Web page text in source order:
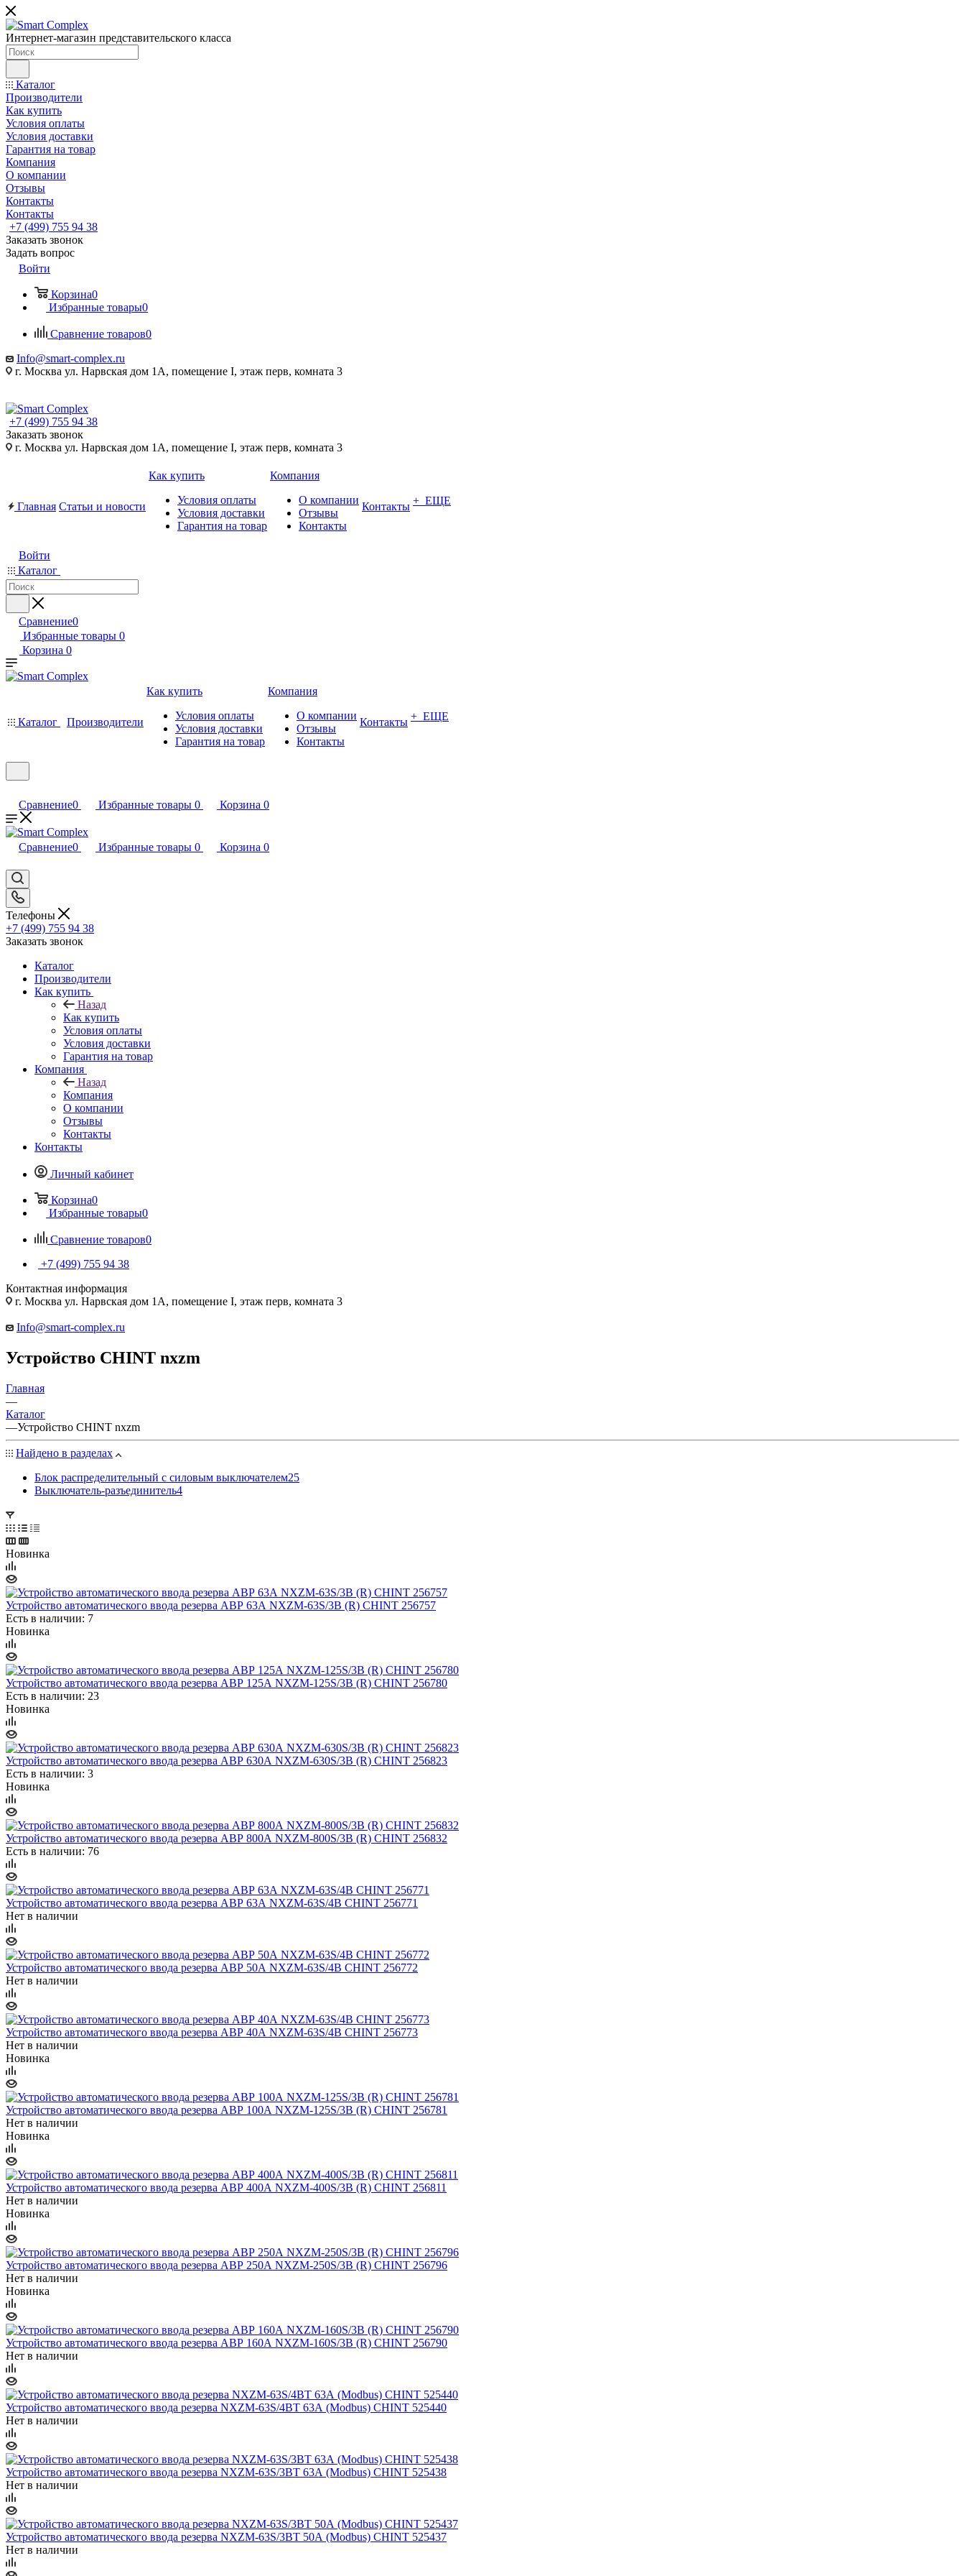
Интернет-магазин представительского класса
Каталог
Производители
Как купить
Условия оплаты
Условия доставки
Гарантия на товар
Компания
О компании
Отзывы
Контакты
Контакты
+7 (499) 755 94 38
Заказать звонок
Задать вопрос
Войти
Корзина0
Избранные товары0
Сравнение товаров0
Info@smart-complex.ru
г. Москва ул. Нарвская дом 1А, помещение I, этаж перв, комната 3
+7 (499) 755 94 38
Заказать звонок
г. Москва ул. Нарвская дом 1А, помещение I, этаж перв, комната 3
Главная Статьи и новости
Как купить
Условия оплаты
Условия доставки
Гарантия на товар
Компания
О компании
Отзывы
Контакты
Контакты + ЕЩЕ
Войти
Каталог
Сравнение0
Избранные товары 0
Корзина 0
Каталог Производители
Как купить
Условия оплаты
Условия доставки
Гарантия на товар
Компания
О компании
Отзывы
Контакты
Контакты + ЕЩЕ
Сравнение0 Избранные товары 0 Корзина 0
Сравнение0 Избранные товары 0 Корзина 0
Телефоны
+7 (499) 755 94 38
Заказать звонок
Каталог
Производители
Как купить
Назад
Как купить
Условия оплаты
Условия доставки
Гарантия на товар
Компания
Назад
Компания
О компании
Отзывы
Контакты
Контакты
Личный кабинет
Корзина0
Избранные товары0
Сравнение товаров0
+7 (499) 755 94 38
Контактная информация
г. Москва ул. Нарвская дом 1А, помещение I, этаж перв, комната 3
Info@smart-complex.ru
Устройство CHINT nxzm
Главная
—
Каталог
—Устройство CHINT nxzm
Найдено в разделах
Блок распределительный с силовым выключателем25
Выключатель-разъединитель4
Новинка
Устройство автоматического ввода резерва АВР 63А NXZM-63S/3B (R) CHINT 256757
Есть в наличии: 7
Новинка
Устройство автоматического ввода резерва АВР 125А NXZM-125S/3B (R) CHINT 256780
Есть в наличии: 23
Новинка
Устройство автоматического ввода резерва АВР 630А NXZM-630S/3B (R) CHINT 256823
Есть в наличии: 3
Новинка
Устройство автоматического ввода резерва АВР 800А NXZM-800S/3B (R) CHINT 256832
Есть в наличии: 76
Устройство автоматического ввода резерва АВР 63А NXZM-63S/4B CHINT 256771
Нет в наличии
Устройство автоматического ввода резерва АВР 50А NXZM-63S/4B CHINT 256772
Нет в наличии
Устройство автоматического ввода резерва АВР 40А NXZM-63S/4B CHINT 256773
Нет в наличии
Новинка
Устройство автоматического ввода резерва АВР 100А NXZM-125S/3B (R) CHINT 256781
Нет в наличии
Новинка
Устройство автоматического ввода резерва АВР 400А NXZM-400S/3B (R) CHINT 256811
Нет в наличии
Новинка
Устройство автоматического ввода резерва АВР 250А NXZM-250S/3B (R) CHINT 256796
Нет в наличии
Новинка
Устройство автоматического ввода резерва АВР 160А NXZM-160S/3B (R) CHINT 256790
Нет в наличии
Устройство автоматического ввода резерва NXZM-63S/4BT 63А (Modbus) CHINT 525440
Нет в наличии
Устройство автоматического ввода резерва NXZM-63S/3BT 63А (Modbus) CHINT 525438
Нет в наличии
Устройство автоматического ввода резерва NXZM-63S/3BT 50А (Modbus) CHINT 525437
Нет в наличии